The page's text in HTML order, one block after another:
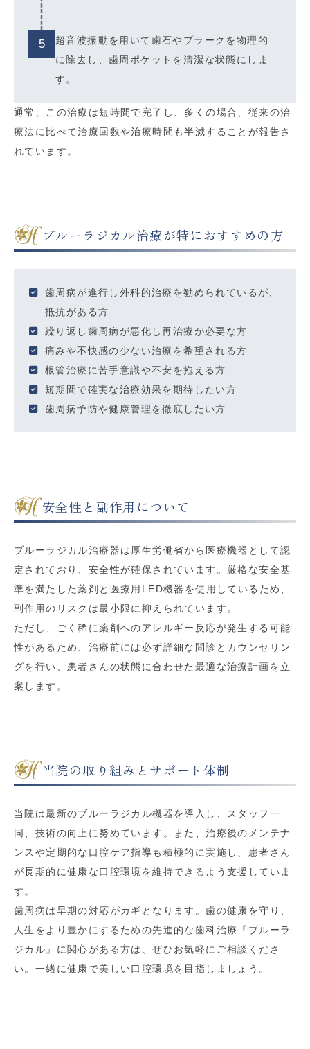
5
超音波振動を用いて歯石やプラークを物理的
に除去し、歯周ポケットを清潔な状態にしま
す。
通常、この治療は短時間で完了し、多くの場合、従来の治
療法に比べて治療回数や治療時間も半減することが報告さ
れています。
ブルーラジカル治療が特におすすめの方
歯周病が進行し外科的治療を勧められているが、
抵抗がある方
繰り返し歯周病が悪化し再治療が必要な方
痛みや不快感の少ない治療を希望される方
根管治療に苦手意識や不安を抱える方
短期間で確実な治療効果を期待したい方
歯周病予防や健康管理を徹底したい方
安全性と副作用について
ブルーラジカル治療器は厚生労働省から医療機器として認
定されており、安全性が確保されています。厳格な安全基
準を満たした薬剤と医療用LED機器を使用しているため、
副作用のリスクは最小限に抑えられています。
ただし、ごく稀に薬剤へのアレルギー反応が発生する可能
性があるため、治療前には必ず詳細な問診とカウンセリン
グを行い、患者さんの状態に合わせた最適な治療計画を立
案します。
当院の取り組みとサポート体制
当院は最新のブルーラジカル機器を導入し、スタッフ一
同、技術の向上に努めています。また、治療後のメンテナ
ンスや定期的な口腔ケア指導も積極的に実施し、患者さん
が長期的に健康な口腔環境を維持できるよう支援していま
す。
歯周病は早期の対応がカギとなります。歯の健康を守り、
人生をより豊かにするための先進的な歯科治療『ブルーラ
ジカル』に関心がある方は、ぜひお気軽にご相談くださ
い。一緒に健康で美しい口腔環境を目指しましょう。